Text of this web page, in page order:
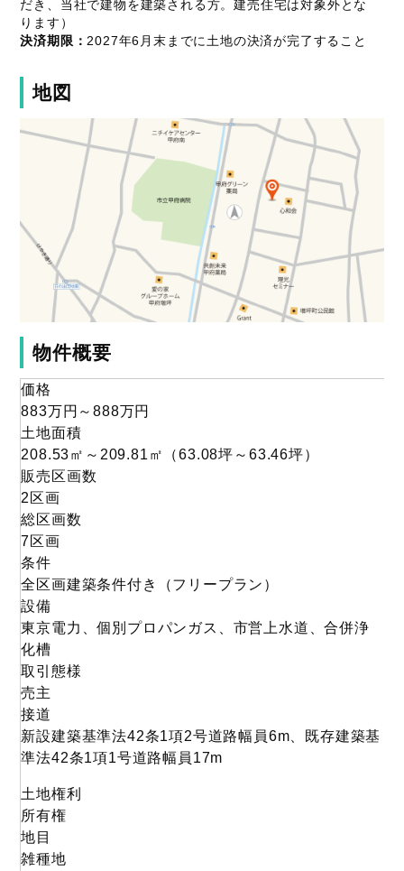
だき、当社で建物を建築される方。建売住宅は対象外とな
ります）
決済期限： 2027年6月末までに土地の決済が完了すること
地図
物件概要
価格
883万円 ～888万円
土地面積
208.53㎡ ～ 209.81 ㎡ （63.08坪 ～ 63.46坪）
販売区画数
2区画
総区画数
7区画
条件
全区画建築条件付き（フリープラン）
設備
東京電力、個別プロパンガス、市営上水道、合併浄
化槽
取引態様
売主
接道
新設建築基準法42条1項2号道路幅員6m、既存建築基
準法42条1項1号道路幅員17m
土地権利
所有権
地目
雑種地